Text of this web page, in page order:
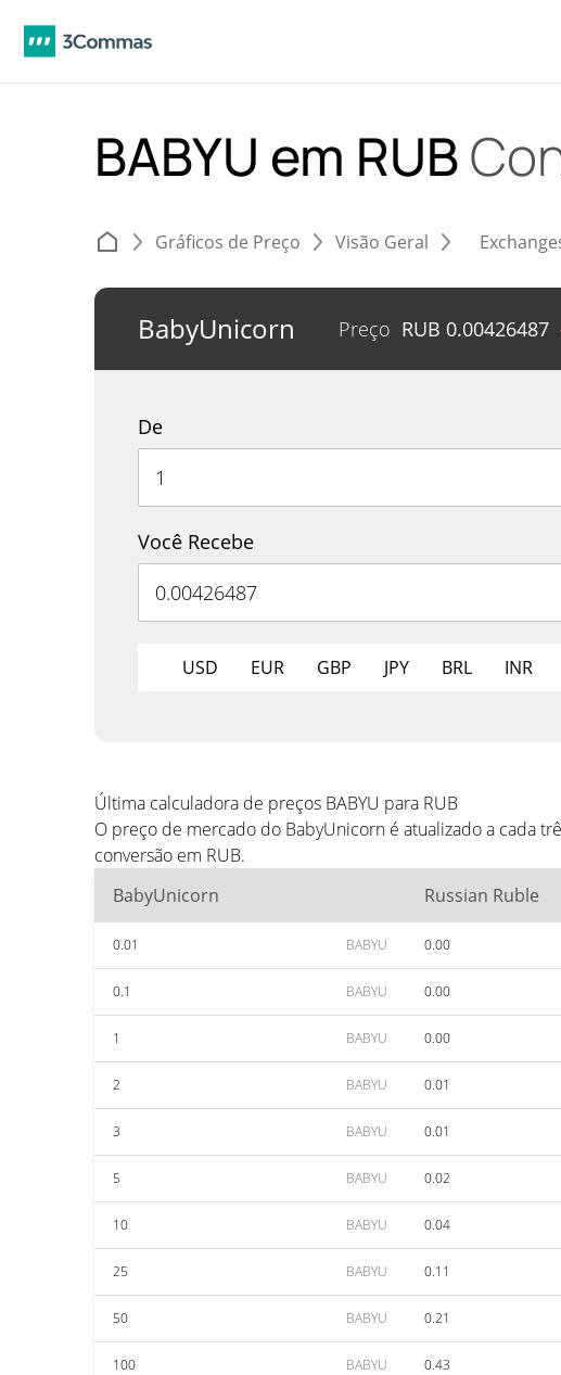
BABYU em RUB
Gráficos de Preço Visão Geral
BabyUnicorn Preço RUB 0.00426487
De
Você Recebe
USD EUR GBP JPY BRL INR
Última calculadora de preços BABYU para RUB
O preço de mercado do BabyUnicorn é atualizado a cada
conversão em RUB.
BabyUnicorn
Russian Ruble
0.01 BABYU 0.00
0.1 BABYU 0.00
1 BABYU 0.00
2 BABYU 0.01
3 BABYU 0.01
5 BABYU 0.02
10 BABYU 0.04
25 BABYU 0.11
50 BABYU 0.21
100 BABYU 0.43